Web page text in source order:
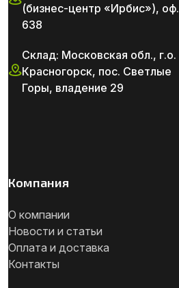
(бизнес-центр «Ирбис»), оф.
638
Склад: Московская обл., г.о.
Красногорск, пос. Светлые
Горы, владение 29
Компания
О компании
Новости и статьи
Оплата и доставка
Контакты